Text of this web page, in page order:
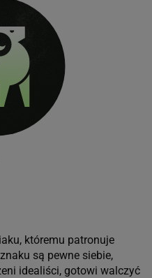
któremu patronuje
są pewne siebie,
idealiści, gotowi walczyć